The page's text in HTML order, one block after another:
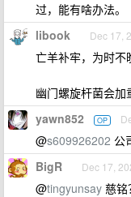
过，能有啥办法。
libook Dec 17,
亡羊补牢，为时不
幽门螺旋杆菌会加
yawn852 OP
@s609926202 公
BigR Dec 17,
@tingyunsay 慈铭